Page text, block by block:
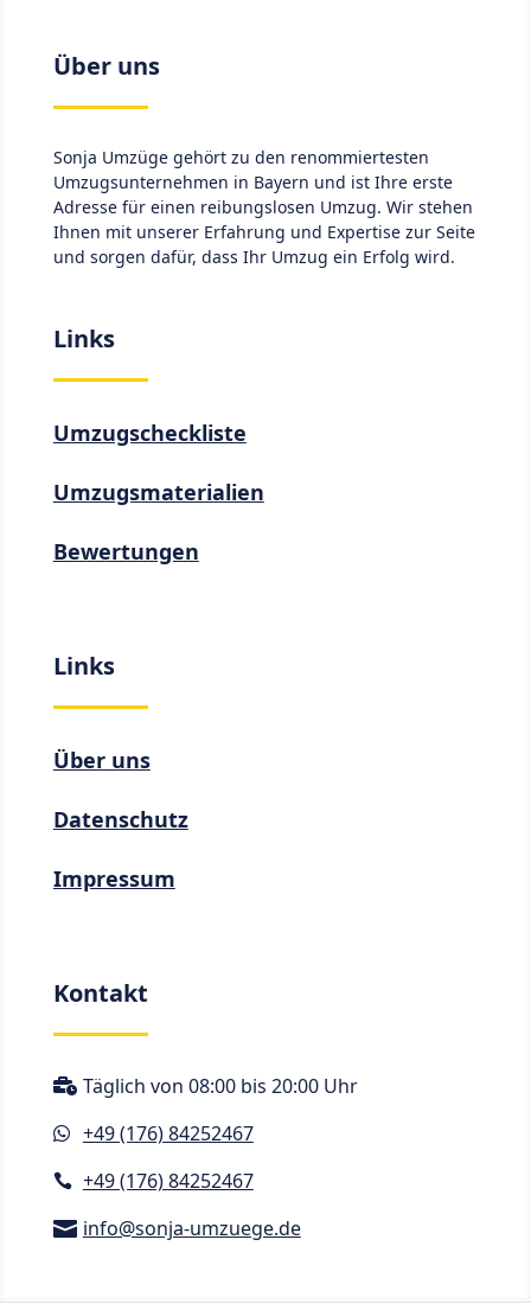
Über uns
Sonja Umzüge gehört zu den renommiertesten
Umzugsunternehmen in Bayern und ist Ihre erste
Adresse für einen reibungslosen Umzug. Wir stehen
Ihnen mit unserer Erfahrung und Expertise zur Seite
und sorgen dafür, dass Ihr Umzug ein Erfolg wird.
Links
Umzugscheckliste
Umzugsmaterialien
Bewertungen
Links
Über uns
Datenschutz
Impressum
Kontakt
 Täglich von 08:00 bis 20:00 Uhr
 +49 (176) 84252467
 +49 (176) 84252467
 info@sonja-umzuege.de